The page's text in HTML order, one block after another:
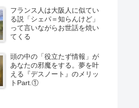
フランス人は大阪人に似てい
る説「シェパ＝知らんけど」
って言いながらお世話を焼い
てくる
頭の中の「役立たず情報」が
あなたの邪魔をする。夢を叶
える『デスノート』のメリッ
トPart.①